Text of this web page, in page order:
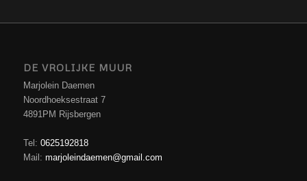
DE VROLIJKE MUUR
Marjolein Daemen
Noordhoeksestraat 7
4891PM Rijsbergen
Tel: 0625192818
Mail: marjoleindaemen@gmail.com